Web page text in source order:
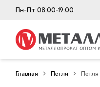
Пн-Пт 08:00-19:00
Главная Петли Петля